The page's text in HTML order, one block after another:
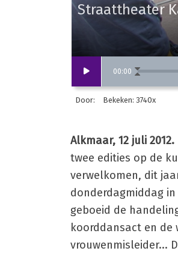
00:00
Straattheater
Door: Bekeken: 3740x
Alkmaar, 12 juli 2012.
twee edities op de
verwelkomen, dit
donderdagmiddag
geboeid de
koorddansact en
vrouwenmisleider...